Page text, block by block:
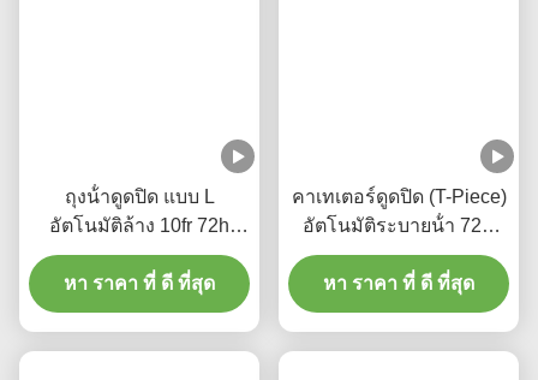
ถุงน้ําดูดปิด แบบ L
อัตโนมัติล้าง 10fr 72h
กลมเล็บหมุนคู่สําหรับโรง
พยาบาล
หา ราคา ที่ ดี ที่สุด
คาเทเตอร์ดูดปิด (T-Piece)
อัตโนมัติระบายน้ํา 72H
สําหรับผู้ใหญ่
หา ราคา ที่ ดี ที่สุด